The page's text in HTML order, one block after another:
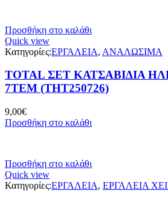
Προσθήκη στο καλάθι
Quick view
Κατηγορίες:ΕΡΓΑΛΕΙΑ, ΑΝΑΛΩΣΙΜΑ
TOTAL ΣΕΤ ΚΑΤΣΑΒΙΔΙΑ
7ΤΕΜ (THT250726)
9,00€
Προσθήκη στο καλάθι
Προσθήκη στο καλάθι
Quick view
Κατηγορίες:ΕΡΓΑΛΕΙΑ, ΕΡΓΑΛΕΙΑ